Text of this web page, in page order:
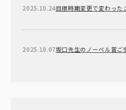
2025.10.24目標時期変更で変わった
2025.10.07坂口先生のノーベル賞ご